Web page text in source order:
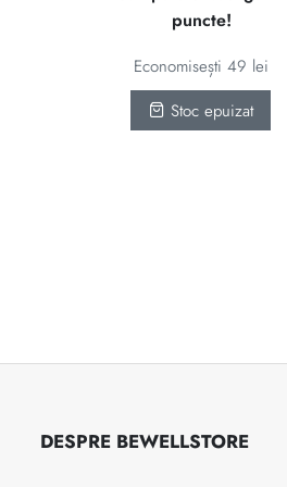
a
fost:
140 lei.
este:
puncte!
Economisești 49 lei
Stoc epuizat
DESPRE BEWELLSTORE